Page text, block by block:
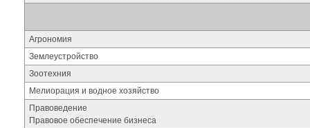
Агрономия
Землеустройство
Зоотехния
Мелиорация и водное хозяйство
Правоведение
Правовое обеспечение бизнеса